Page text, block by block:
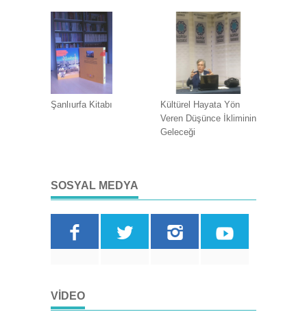
Şanlıurfa Kitabı
Kültürel Hayata Yön
Veren Düşünce İkliminin
Geleceği
SOSYAL MEDYA
VIDEO